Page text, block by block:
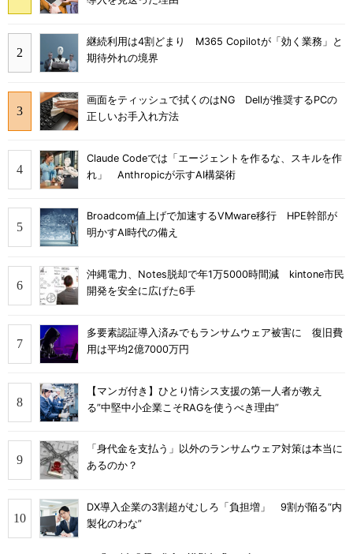
継続利用は4割どまり M365 Copilotが「効く業務」と
期待外れの境界
画面をティッシュで拭くのはNG Dellが推奨するPCの
正しいお手入れ方法
Claude Codeでは「エージェントを作るな、スキルを作
れ」 Anthropicが示すAI構築術
Broadcom値上げで加速するVMware移行 HPE幹部が
明かすAI時代の備え
沖縄電力、Notes脱却で年1万5000時間減 kintone市民
開発を安全に広げた6手
多要素認証導入済みでもランサムウェア被害に 復旧費
用は平均2億7000万円
【マンガ付き】ひとり情シス支援の第一人者が教え
る”中堅中小企業こそRAGを使うべき理由”
「身代金を支払う」以外のランサムウェア対策は本当に
あるのか？
DX導入企業の3割超がむしろ「負担増」 9割が陥る“内
製化のわな”